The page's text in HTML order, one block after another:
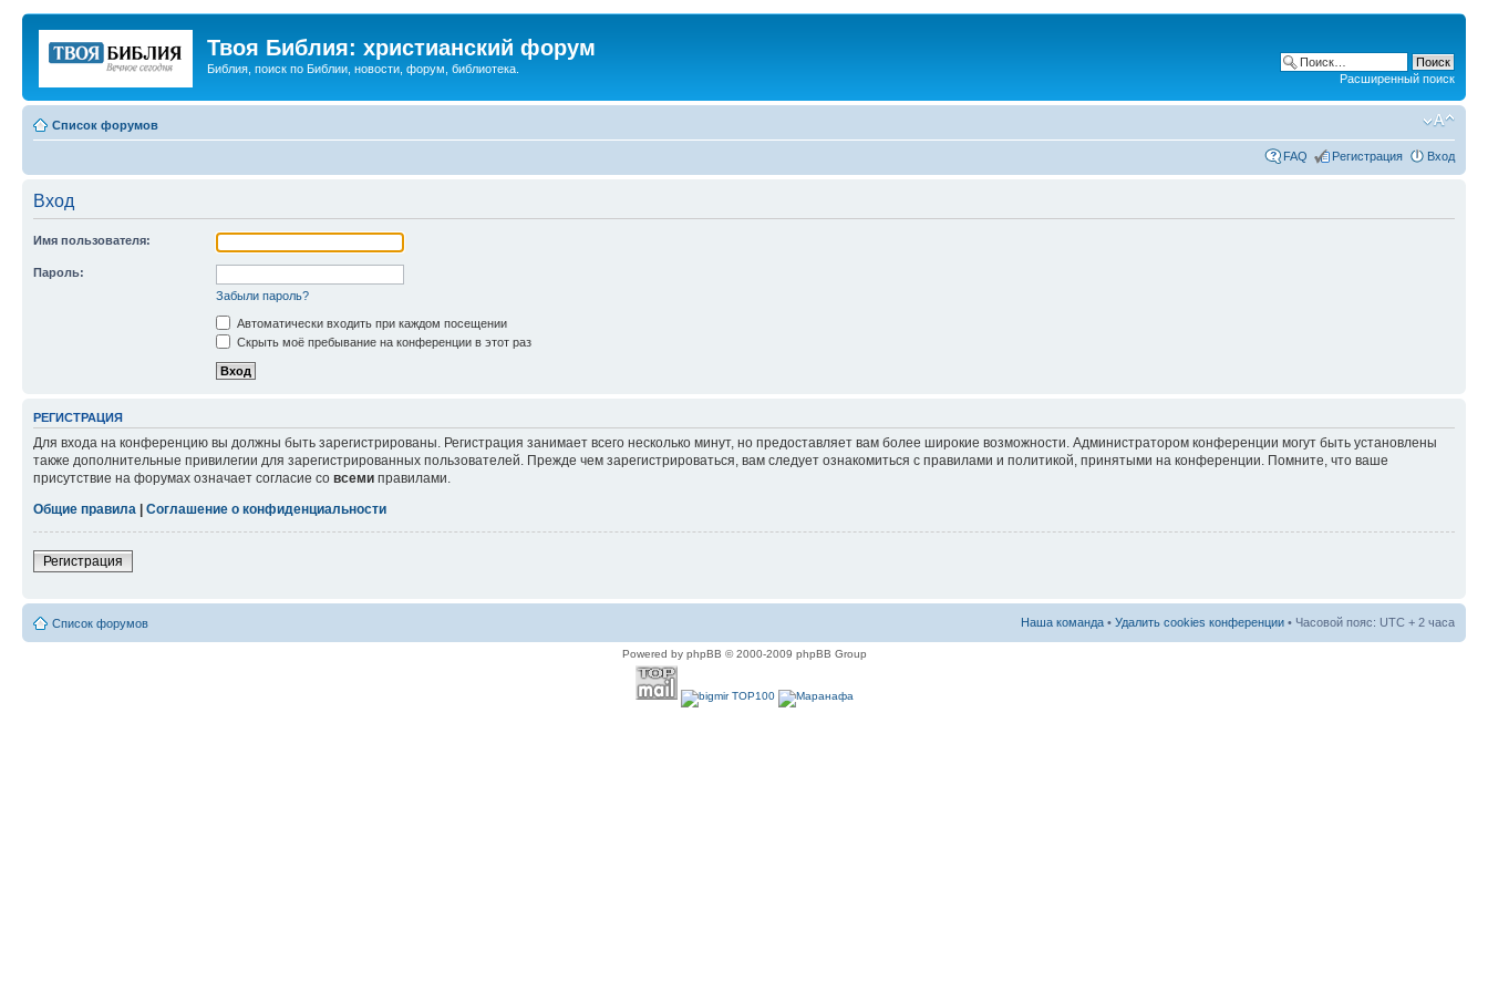
Твоя Библия: христианский форум
Библия, поиск по Библии, новости, форум, библиотека.
Расширенный поиск
Список форумов
FAQ Регистрация Вход
Вход
Имя пользователя:
Пароль:
Забыли пароль?
Автоматически входить при каждом посещении
Скрыть моё пребывание на конференции в этот раз
РЕГИСТРАЦИЯ
Для входа на конференцию вы должны быть зарегистрированы. Регистрация занимает всего несколько минут, но предоставляет вам более широкие возможности. Администратором конференции могут быть установлены
также дополнительные привилегии для зарегистрированных пользователей. Прежде чем зарегистрироваться, вам следует ознакомиться с правилами и политикой, принятыми на конференции. Помните, что ваше
присутствие на форумах означает согласие со всеми правилами.
Общие правила
Соглашение о конфиденциальности
Регистрация
Список форумов Наша команда • Удалить cookies конференции • Часовой пояс: UTC + 2 часа
Powered by phpBB © 2000-2009 phpBB Group